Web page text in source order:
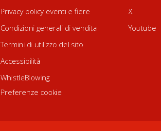
Privacy policy eventi e fiere
Condizioni generali di vendita
Termini di utilizzo del sito
Accessibilità
WhistleBlowing
Preferenze cookie
X
Youtube